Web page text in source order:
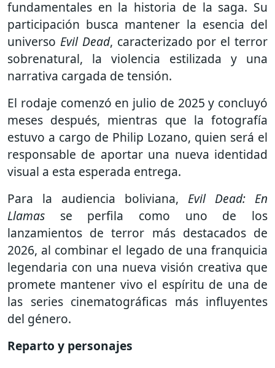
fundamentales en la historia de la saga. Su
participación busca mantener la esencia del
universo Evil Dead, caracterizado por el terror
sobrenatural, la violencia estilizada y una
narrativa cargada de tensión.
El rodaje comenzó en julio de 2025 y concluyó
meses después, mientras que la fotografía
estuvo a cargo de Philip Lozano, quien será el
responsable de aportar una nueva identidad
visual a esta esperada entrega.
Para la audiencia boliviana, Evil Dead: En
Llamas se perfila como uno de los
lanzamientos de terror más destacados de
2026, al combinar el legado de una franquicia
legendaria con una nueva visión creativa que
promete mantener vivo el espíritu de una de
las series cinematográficas más influyentes
del género.
Reparto y personajes